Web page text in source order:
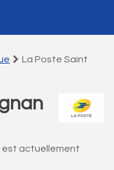
La Poste Saint
est actuellement